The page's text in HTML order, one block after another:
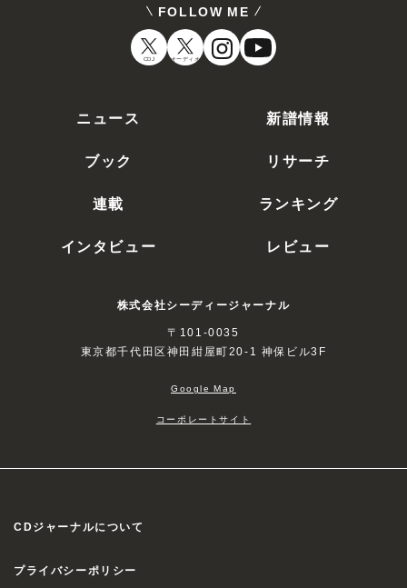
FOLLOW ME
CDJ オーディオ
ニュース
新譜情報
ブック
リサーチ
連載
ランキング
インタビュー
レビュー
株式会社シーディージャーナル
〒101-0035
東京都千代田区神田紺屋町20-1 神保ビル3F
Google Map
コーポレートサイト
CDジャーナルについて
プライバシーポリシー